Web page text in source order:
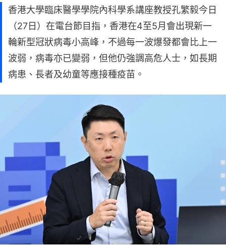
香港大學臨床醫學學院內科學系講座教授孔繁毅今日
（27日）在電台節目指，香港在4至5月會出現新一
輪新型冠狀病毒小高峰，不過每一波爆發都會比上一
波弱，病毒亦已變弱，但他仍強調高危人士，如長期
病患、長者及幼童等應接種疫苗。